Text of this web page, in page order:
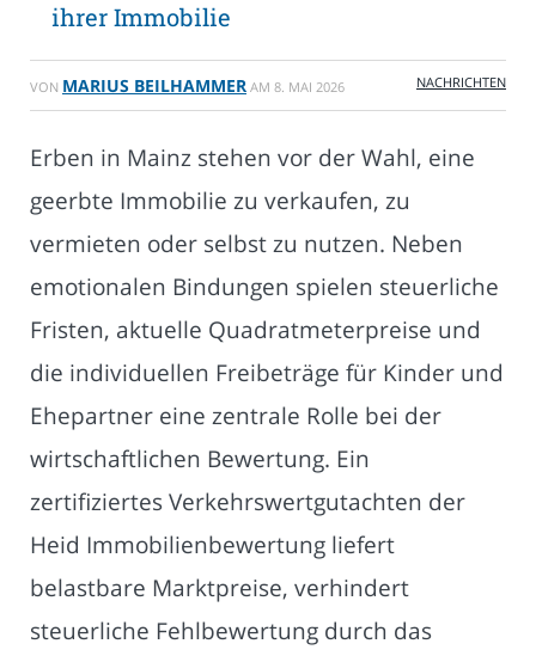
ihrer Immobilie
VON MARIUS BEILHAMMER AM 8. MAI 2026 NACHRICHTEN
Erben in Mainz stehen vor der Wahl, eine
geerbte Immobilie zu verkaufen, zu
vermieten oder selbst zu nutzen. Neben
emotionalen Bindungen spielen steuerliche
Fristen, aktuelle Quadratmeterpreise und
die individuellen Freibeträge für Kinder und
Ehepartner eine zentrale Rolle bei der
wirtschaftlichen Bewertung. Ein
zertifiziertes Verkehrswertgutachten der
Heid Immobilienbewertung liefert
belastbare Marktpreise, verhindert
steuerliche Fehlbewertung durch das